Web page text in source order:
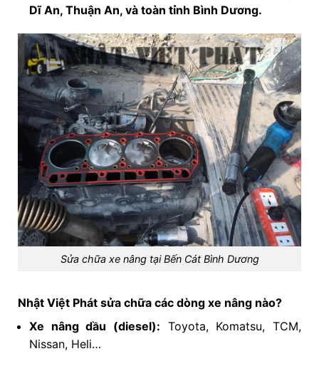
Dĩ An, Thuận An, và toàn tỉnh Bình Dương.
Sửa chữa xe nâng tại Bến Cát Bình Dương
Nhật Việt Phát sửa chữa các dòng xe nâng nào?
Xe nâng dầu (diesel): Toyota, Komatsu, TCM,
Nissan, Heli…